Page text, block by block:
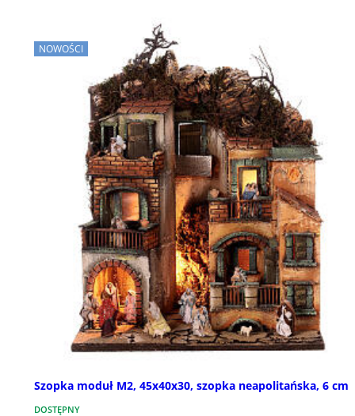
NOWOŚCI
Szopka moduł M2, 45x40x30, szopka neapolitańska, 6 cm
DOSTĘPNY